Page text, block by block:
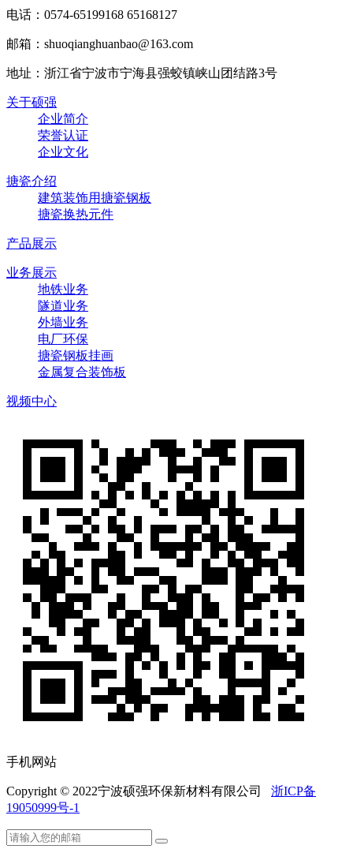
电话：0574-65199168 65168127
邮箱：shuoqianghuanbao@163.com
地址：浙江省宁波市宁海县强蛟镇峡山团结路3号
关于硕强
企业简介
荣誉认证
企业文化
搪瓷介绍
建筑装饰用搪瓷钢板
搪瓷换热元件
产品展示
业务展示
地铁业务
隧道业务
外墙业务
电厂环保
搪瓷钢板挂画
金属复合装饰板
视频中心
手机网站
Copyright © 2022宁波硕强环保新材料有限公司 浙ICP备
19050999号-1